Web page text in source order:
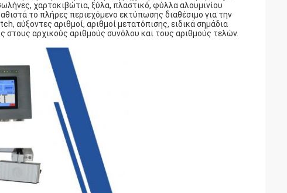
χαρτοκιβώτια, ξύλα, πλαστικό, φύλλα αλουμινίου
το πλήρες περιεχόμενο εκτύπωσης διαθέσιμο για την
αύξοντες αριθμοί, αριθμοί μετατόπισης, ειδικά σημάδια
στους αρχικούς αριθμούς συνόλου και τους αριθμούς τελών.